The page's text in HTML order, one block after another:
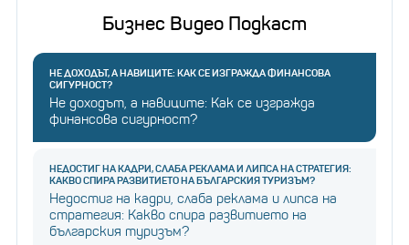
Бизнес Видео Подкаст
НЕ ДОХОДЪТ, А НАВИЦИТЕ: КАК СЕ ИЗГРАЖДА ФИНАНСОВА
СИГУРНОСТ?
Не доходът, а навиците: Как се изгражда
финансова сигурност?
НЕДОСТИГ НА КАДРИ, СЛАБА РЕКЛАМА И ЛИПСА НА СТРАТЕГИЯ:
КАКВО СПИРА РАЗВИТИЕТО НА БЪЛГАРСКИЯ ТУРИЗЪМ?
Недостиг на кадри, слаба реклама и липса на
стратегия: Какво спира развитието на
българския туризъм?